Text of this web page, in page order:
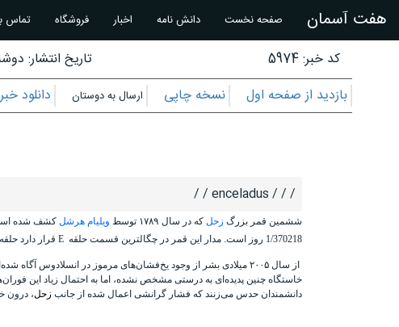
هفت آسمان صفحه نخست دانش نامه اخبار فروشگاه تماس
کد خبر: 5974 تاریخ انتشار: دوشنبه 18
بازدید از صفحه اول
نسخه چاپی ارسال به دوستان دانلود خبر
/ / / enceladus / /
ششمین قمر بزرگ زحل که در سال ۱۷۸۹ توسط ویلیام هرشل کشف شده است.قطر آن500 کیلومتر(یک
1/370218 روز است. مدار این قمر در چگالترین قسمت حلقه
E قرار دارد
از سال ۲۰۰۵ میلادی بشر از وجود یخ‌فشان‌های مرموز در انسلادوس آگاه شده‌است
خاستگاه چنین پدیده‌ای به درستی مشخص نشده، اما به احتمال زیاد این
دانشمندان حدس می‌زنند که فشار گرانشی اعمال شده از جانب زحل، درون